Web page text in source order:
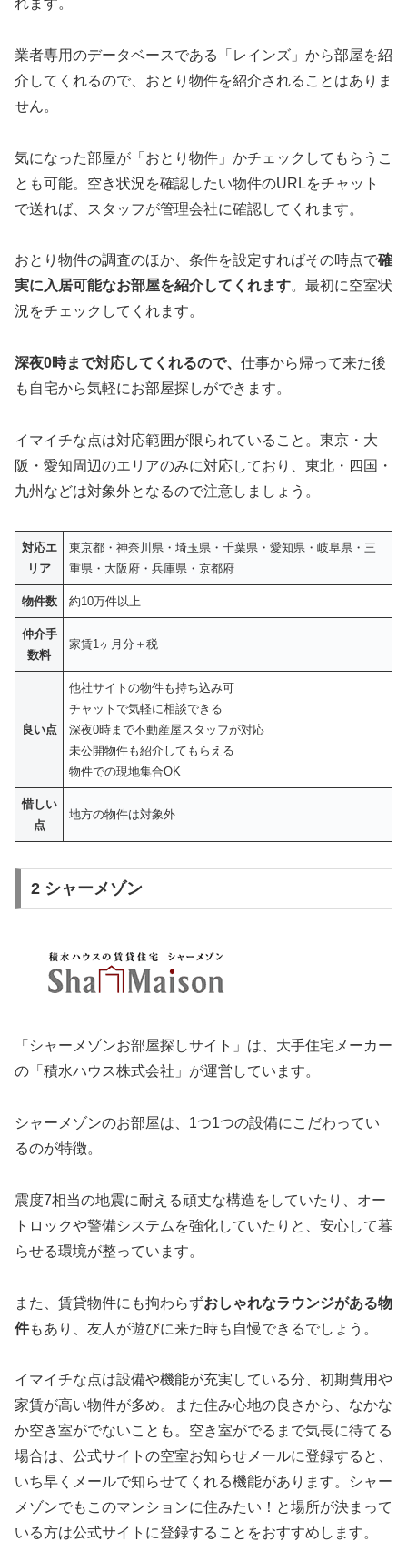
れます。
業者専用のデータベースである「レインズ」から部屋を紹
介してくれるので、おとり物件を紹介されることはありま
せん。
気になった部屋が「おとり物件」かチェックしてもらうこ
とも可能。空き状況を確認したい物件のURLをチャット
で送れば、スタッフが管理会社に確認してくれます。
おとり物件の調査のほか、条件を設定すればその時点で確
実に入居可能なお部屋を紹介してくれます。最初に空室状
況をチェックしてくれます。
深夜0時まで対応してくれるので、 仕事から帰って来た後
も自宅から気軽にお部屋探しができます。
イマイチな点は対応範囲が限られていること。東京・大
阪・愛知周辺のエリアのみに対応しており、東北・四国・
九州などは対象外となるので注意しましょう。
対応エ
リア
東京都・神奈川県・埼玉県・千葉県・愛知県・岐阜県・三
重県・大阪府・兵庫県・京都府
物件数 約10万件以上
仲介手
数料
家賃1ヶ月分＋税
良い点
他社サイトの物件も持ち込み可
チャットで気軽に相談できる
深夜0時まで不動産屋スタッフが対応
未公開物件も紹介してもらえる
物件での現地集合OK
惜しい
点
地方の物件は対象外
2 シャーメゾン
「シャーメゾンお部屋探しサイト」は、大手住宅メーカー
の「積水ハウス株式会社」が運営しています。
シャーメゾンのお部屋は、1つ1つの設備にこだわってい
るのが特徴。
震度7相当の地震に耐える頑丈な構造をしていたり、オー
トロックや警備システムを強化していたりと、安心して暮
らせる環境が整っています。
また、賃貸物件にも拘わらずおしゃれなラウンジがある物
件もあり、友人が遊びに来た時も自慢できるでしょう。
イマイチな点は設備や機能が充実している分、初期費用や
家賃が高い物件が多め。また住み心地の良さから、なかな
か空き室がでないことも。空き室がでるまで気長に待てる
場合は、公式サイトの空室お知らせメールに登録すると、
いち早くメールで知らせてくれる機能があります。シャー
メゾンでもこのマンションに住みたい！と場所が決まって
いる方は公式サイトに登録することをおすすめします。